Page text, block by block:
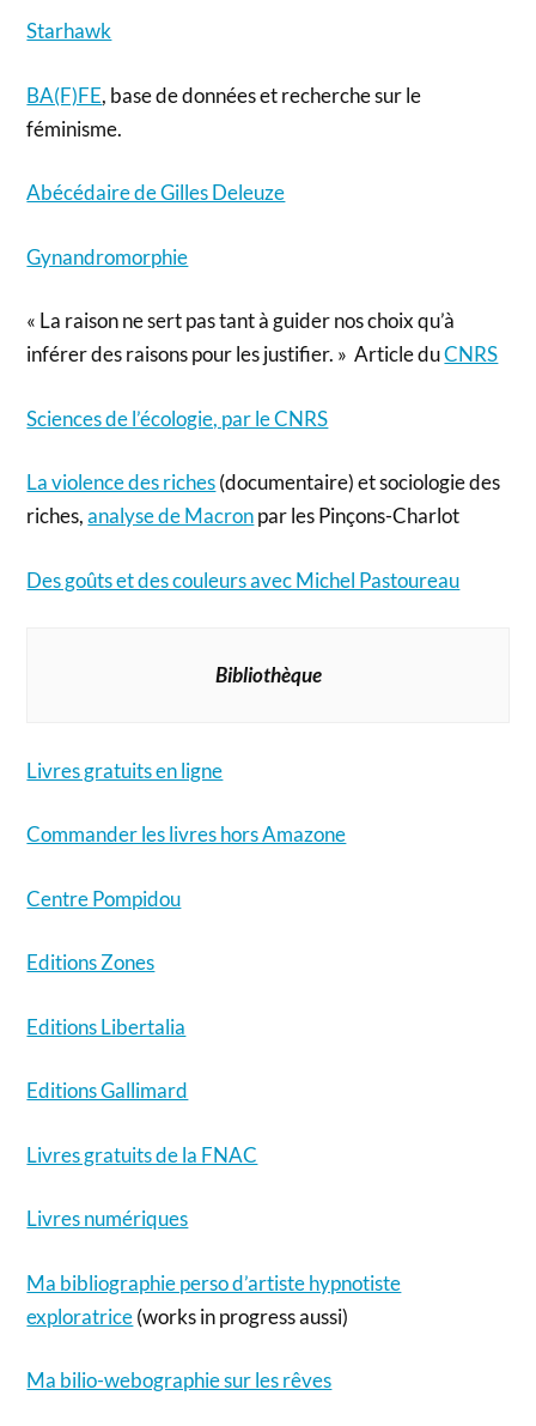
Starhawk
BA(F)FE, base de données et recherche sur le
féminisme.
Abécédaire de Gilles Deleuze
Gynandromorphie
« La raison ne sert pas tant à guider nos choix qu’à
inférer des raisons pour les justifier. » Article duCNRS
Sciences de l’écologie, par le CNRS
La violence des riches(documentaire) et sociologie des
riches,analyse de Macronpar les Pinçons-Charlot
Des goûts et des couleurs avec Michel Pastoureau
Bibliothèque
Livres gratuits en ligne
Commander les livres hors Amazone
Centre Pompidou
Editions Zones
Editions Libertalia
Editions Gallimard
Livres gratuits de la FNAC
Livres numériques
Ma bibliographie perso d’artiste hypnotiste
exploratrice(works in progress aussi)
Ma bilio-webographie sur les rêves